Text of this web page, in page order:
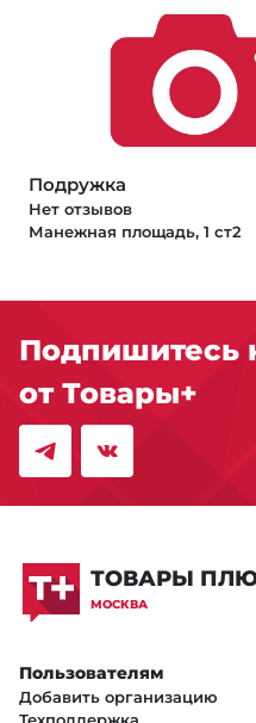
Подружка
Нет отзывов
Манежная площадь, 1 ст2
Подпишитесь
от Товары+
ТОВАРЫ
МОСКВА
Пользователям
Добавить организацию